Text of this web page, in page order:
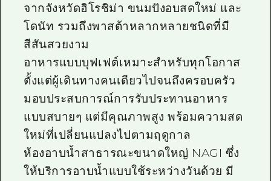
จากจังหวัดฮิโรชิม่า ขนมปังอบสดใหม่ และ
โดนัท รวมถึงพาสต้าหลากหลายชนิดที่มี
สีสันสวยงาม
อาหารแบบบุฟเฟต์เหมาะสำหรับทุกโอกาส
ตั้งแต่ผู้เดินทางคนเดียวไปจนถึงครอบครัว
มอบประสบการณ์การรับประทานอาหาร
แบบสบายๆ แต่มีคุณภาพสูง พร้อมความสด
ใหม่ที่เปลี่ยนแปลงไปตามฤดูกาล
ห้องอาบน้ำสาธารณะขนาดใหญ่ NAGI ซึ่ง
ให้บริการอาบน้ำแบบใช้ระหว่างวันด้วย มี